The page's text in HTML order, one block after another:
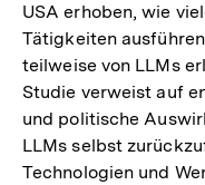
USA erhoben, wie
Tätigkeiten
teilweise von LLMs
Studie verweist auf
und politische
LLMs selbst
Technologien und